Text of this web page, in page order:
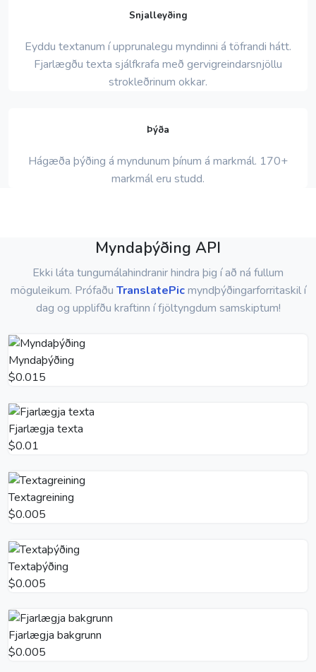
Snjalleyðing
Eyddu textanum í upprunalegu myndinni á töfrandi hátt.
Fjarlægðu texta sjálfkrafa með gervigreindarsnjöllu
strokleðrinum okkar.
Þýða
Hágæða þýðing á myndunum þínum á markmál. 170+
markmál eru studd.
Myndaþýðing API
Ekki láta tungumálahindranir hindra þig í að ná fullum
möguleikum. Prófaðu TranslatePicmyndþýðingarforritaskil í
dag og upplifðu kraftinn í fjöltyngdum samskiptum!
Myndaþýðing
$0.015
Fjarlægja texta
$0.01
Textagreining
$0.005
Textaþýðing
$0.005
Fjarlægja bakgrunn
$0.005